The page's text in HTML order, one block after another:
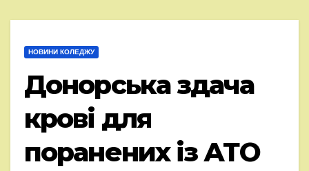
НОВИНИ КОЛЕДЖУ
Донорська здача
крові для
поранених із АТО